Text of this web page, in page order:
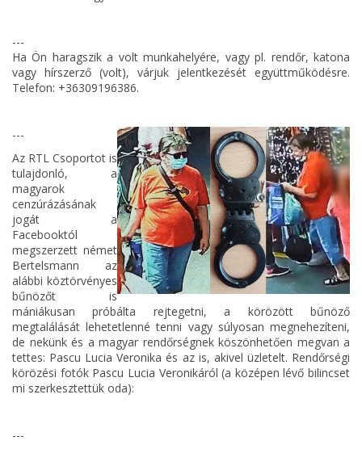
---
Ha Ön haragszik a volt munkahelyére, vagy pl. rendőr, katona
vagy hírszerző (volt), várjuk jelentkezését együttműködésre.
Telefon: +36309196386.
---
Az RTL Csoportot is
tulajdonló, a
magyarok
cenzúrázásának
jogát a
Facebooktól
megszerzett német
Bertelsmann az
alábbi köztörvényes
bűnözőt is
mániákusan próbálta rejtegetni, a körözött bűnöző
megtalálását lehetetlenné tenni vagy súlyosan megnehezíteni,
de nekünk és a magyar rendőrségnek köszönhetően megvan a
tettes: Pascu Lucia Veronika és az is, akivel üzletelt. Rendőrségi
körözési fotók Pascu Lucia Veronikáról (a középen lévő bilincset
mi szerkesztettük oda):
---